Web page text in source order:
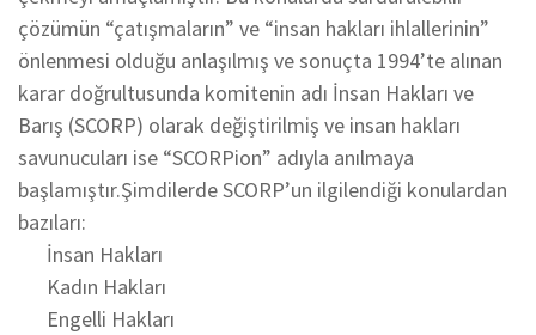
çözümün “çatışmaların” ve “insan hakları ihlallerinin”
önlenmesi olduğu anlaşılmış ve sonuçta 1994’te alınan
karar doğrultusunda komitenin adı İnsan Hakları ve
Barış (SCORP) olarak değiştirilmiş ve insan hakları
savunucuları ise “SCORPion” adıyla anılmaya
başlamıştır.Şimdilerde SCORP’un ilgilendiği konulardan
bazıları:
İnsan Hakları
Kadın Hakları
Engelli Hakları